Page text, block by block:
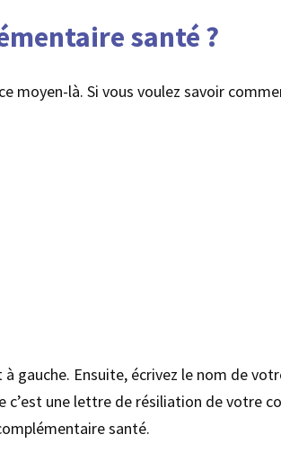
santé ?
moyen-là. Si vous voulez savoir
à gauche. Ensuite, écrivez le nom de
une lettre de résiliation de votre
santé.